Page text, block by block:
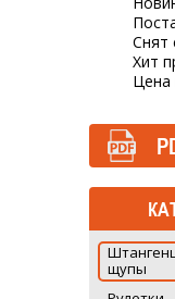
Снят
Хит
Цена
щупы